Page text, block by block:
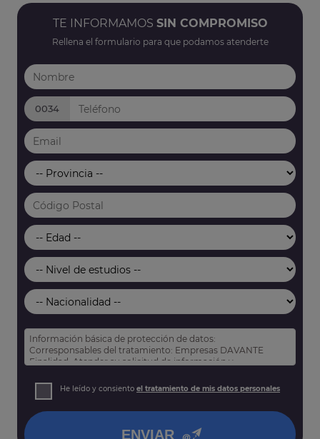
TE INFORMAMOS SIN COMPROMISO
Rellena el formulario para que podamos atenderte
0034
Información básica de protección de datos:
Corresponsables del tratamiento: Empresas DAVANTE
Finalidad: Atender su solicitud de información y
Derechos: Puede acceder, rectificar y suprimir sus datos,
así como otros derechos tal y como se explica en nuestra
He leído y consiento el tratamiento de mis datos personales
ENVIAR